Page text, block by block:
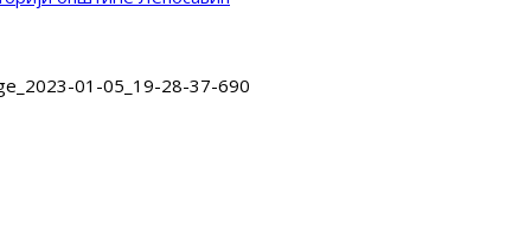
01-05_19-28-37-690